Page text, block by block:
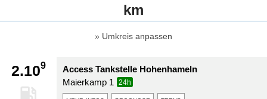
km
Umkreis anpassen
2.109
Access Tankstelle Hohenhameln
Maierkamp 1
24h